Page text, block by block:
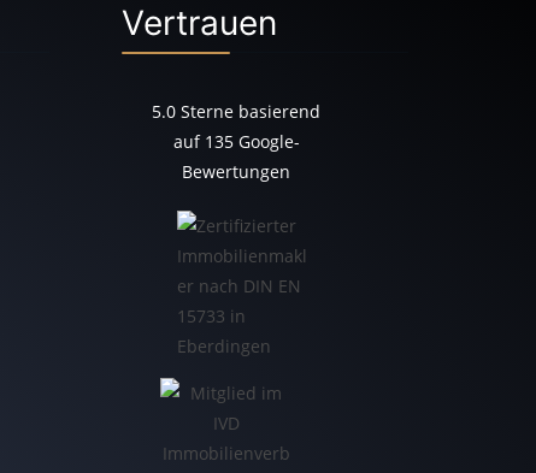
Vertrauen
5.0 Sterne basierend
auf 135 Google-
Bewertungen